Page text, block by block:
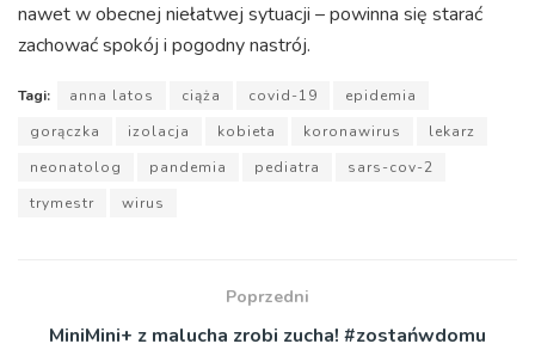
nawet w obecnej niełatwej sytuacji – powinna się starać
zachować spokój i pogodny nastrój.
Tagi: anna latos ciąża covid-19
epidemia
gorączka
izolacja kobieta koronawirus
lekarz
neonatolog
pandemia pediatra
sars-cov-2
trymestr
wirus
Poprzedni
MiniMini+ z malucha zrobi zucha! #zostańwdomu